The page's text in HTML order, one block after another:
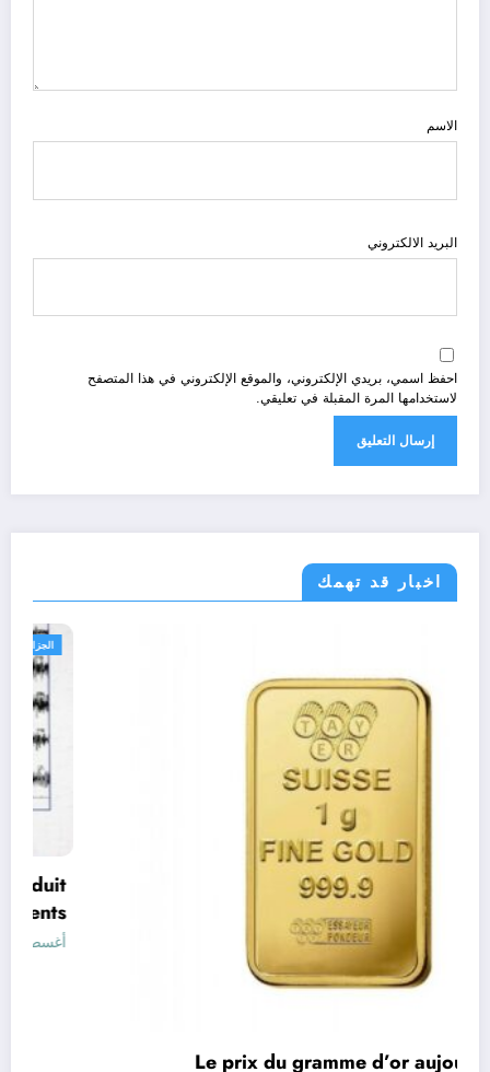
الاسم
البريد الالكتروني
احفظ اسمي، بريدي الإلكتروني، والموقع الإلكتروني في هذا المتصفح
لاستخدامها المرة المقبلة في تعليقي.
اخبار قد تهمك
Le prix du gramme d’or aujourd’hui en